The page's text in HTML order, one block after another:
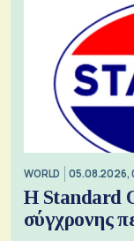
WORLD 05.08.2026,
Η Standard
σύγχρονης